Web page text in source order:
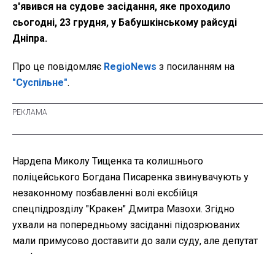
з'явився на судове засідання, яке проходило
сьогодні, 23 грудня, у Бабушкінському райсуді
Дніпра.
Про це повідомляє RegioNews з посиланням на
"Суспільне".
Нардепа Миколу Тищенка та колишнього
поліцейського Богдана Писаренка звинувачують у
незаконному позбавленні волі ексбійця
спецпідрозділу "Кракен" Дмитра Мазохи. Згідно
ухвали на попередньому засіданні підозрюваних
мали примусово доставити до зали суду, але депутат